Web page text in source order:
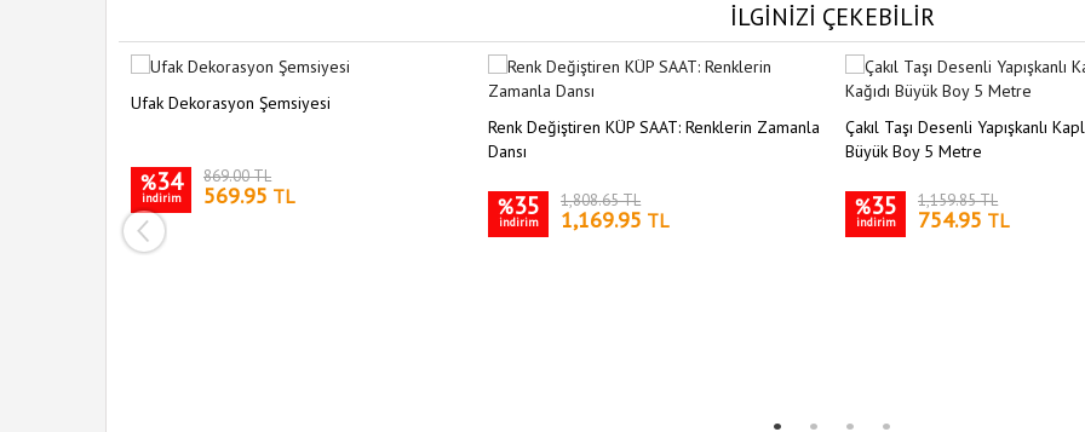
İLGİNİZİ ÇEKEBİLİR
Ufak Dekorasyon Şemsiyesi
%34
indirim
869.00 TL
569.95 TL
Renk Değiştiren KÜP SAAT: Renklerin Zamanla
Dansı
%35
indirim
1,808.65 TL
1,169.95 TL
Çakıl Taşı Desenli Yapışkanlı
Büyük Boy 5 Metre
%35
indirim
1,159.85 TL
754.95 TL